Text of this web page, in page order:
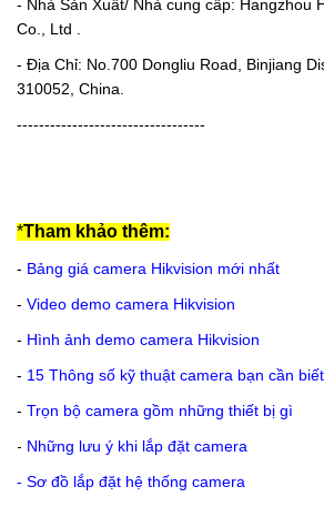
- Nhà Sản Xuất/ Nhà cung cấp: Hangzhou
Co., Ltd .
- Địa Chỉ: No.700 Dongliu Road, Binjiang
310052, China.
----------------------------------
*Tham khảo thêm:
- Bảng giá camera Hikvision mới nhất
- Video demo camera Hikvision
- Hình ảnh demo camera Hikvision
- 15 Thông số kỹ thuật camera bạn cần biết
- Trọn bộ camera gồm những thiết bị gì
- Những lưu ý khi lắp đặt camera
- Sơ đồ lắp đặt hệ thống camera